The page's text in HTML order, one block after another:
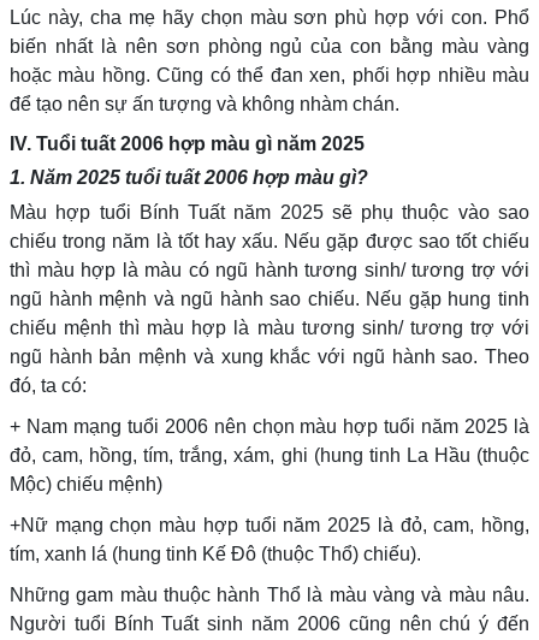
Lúc này, cha mẹ hãy chọn màu sơn phù hợp với con. Phổ
biến nhất là nên sơn phòng ngủ của con bằng màu vàng
hoặc màu hồng. Cũng có thể đan xen, phối hợp nhiều màu
để tạo nên sự ấn tượng và không nhàm chán.
IV. Tuổi tuất 2006 hợp màu gì năm 2025
1. Năm 2025 tuổi tuất 2006 hợp màu gì?
Màu hợp tuổi Bính Tuất năm 2025 sẽ phụ thuộc vào sao
chiếu trong năm là tốt hay xấu. Nếu gặp được sao tốt chiếu
thì màu hợp là màu có ngũ hành tương sinh/ tương trợ với
ngũ hành mệnh và ngũ hành sao chiếu. Nếu gặp hung tinh
chiếu mệnh thì màu hợp là màu tương sinh/ tương trợ với
ngũ hành bản mệnh và xung khắc với ngũ hành sao. Theo
đó, ta có:
+ Nam mạng tuổi 2006 nên chọn màu hợp tuổi năm 2025 là
đỏ, cam, hồng, tím, trắng, xám, ghi (hung tinh La Hầu (thuộc
Mộc) chiếu mệnh)
+Nữ mạng chọn màu hợp tuổi năm 2025 là đỏ, cam, hồng,
tím, xanh lá (hung tinh Kế Đô (thuộc Thổ) chiếu).
Những gam màu thuộc hành Thổ là màu vàng và màu nâu.
Người tuổi Bính Tuất sinh năm 2006 cũng nên chú ý đến